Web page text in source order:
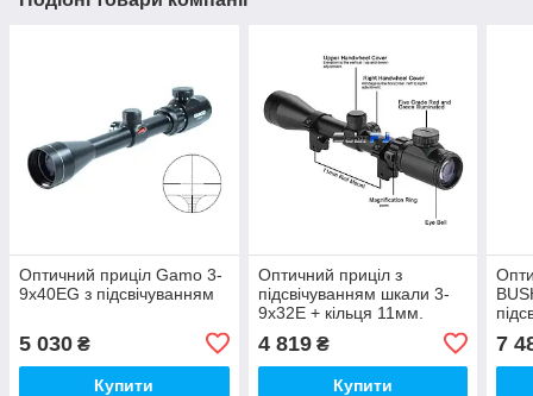
Оптичний приціл Gamo 3-
9x40EG з підсвічуванням
5 030 ₴
Купити
Оптичний приціл з
підсвічуванням шкали 3-
9x32E + кільця 11мм.
4 819₴
Купити
7